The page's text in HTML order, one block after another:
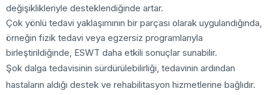
değişiklikleriyle desteklendiğinde artar.
Çok yönlü tedavi yaklaşımının bir parçası olarak uygulandığında,
örneğin fizik tedavi veya egzersiz programlarıyla
birleştirildiğinde, ESWT daha etkili sonuçlar sunabilir.
Şok dalga tedavisinin sürdürülebilirliği, tedavinin ardından
hastaların aldığı destek ve rehabilitasyon hizmetlerine bağlıdır.